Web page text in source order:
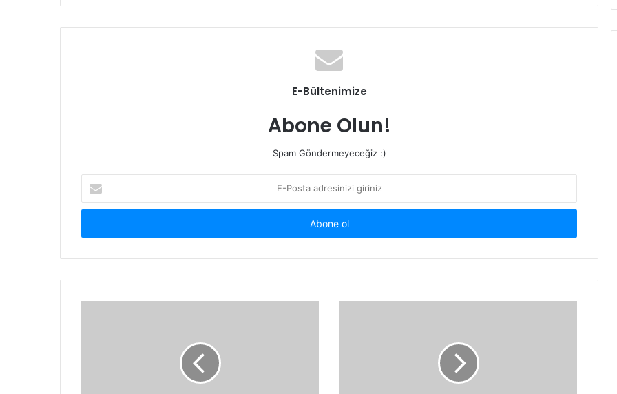
i
E-Bültenimize
Abone Olun!
Spam Göndermeyeceğiz :)
P
s
a